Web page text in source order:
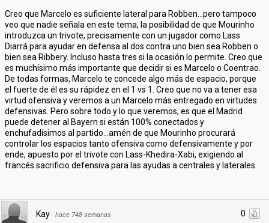
Creo que Marcelo es suficiente lateral para Robben...pero tampoco
veo que nadie señala en este tema, la posibilidad de que Mourinho
introduzca un trivote, precisamente con un jugador como Lass
Diarrá para ayudar en defensa al dos contra uno bien sea Robben o
bien sea Ribbery. Incluso hasta tres si la ocasión lo permite. Creo que
es muchísimo más importante que decidir si es Marcelo o Coentrao.
De todas formas, Marcelo te concede algo más de espacio, porque
el fuerte de él es su rápidez en el 1 vs 1. Creo que no va a tener esa
virtud ofensiva y veremos a un Marcelo más entregado en virtudes
defensivas. Pero sobre todo y lo que veremos, es que el Madrid
puede detener al Bayern si están 100% conectados y
enchufadísimos al partido...amén de que Mourinho procurará
controlar los espacios tanto ofensiva como defensivamente y por
ende, apuesto por el trivote con Lass-Khedira-Xabi, exigiendo al
francés sacrificio defensiva para las ayudas a centrales y laterales.
0
Kay · hace 748 semanas